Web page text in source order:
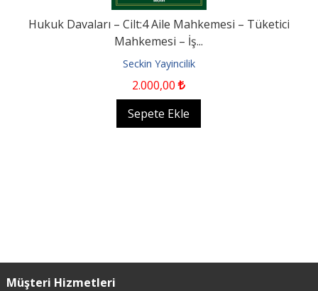
Hukuk Davaları – Cilt:4 Aile Mahkemesi – Tüketici
Mahkemesi – İş...
Seckin Yayincilik
2.000,00
Sepete Ekle
Müşteri Hizmetleri